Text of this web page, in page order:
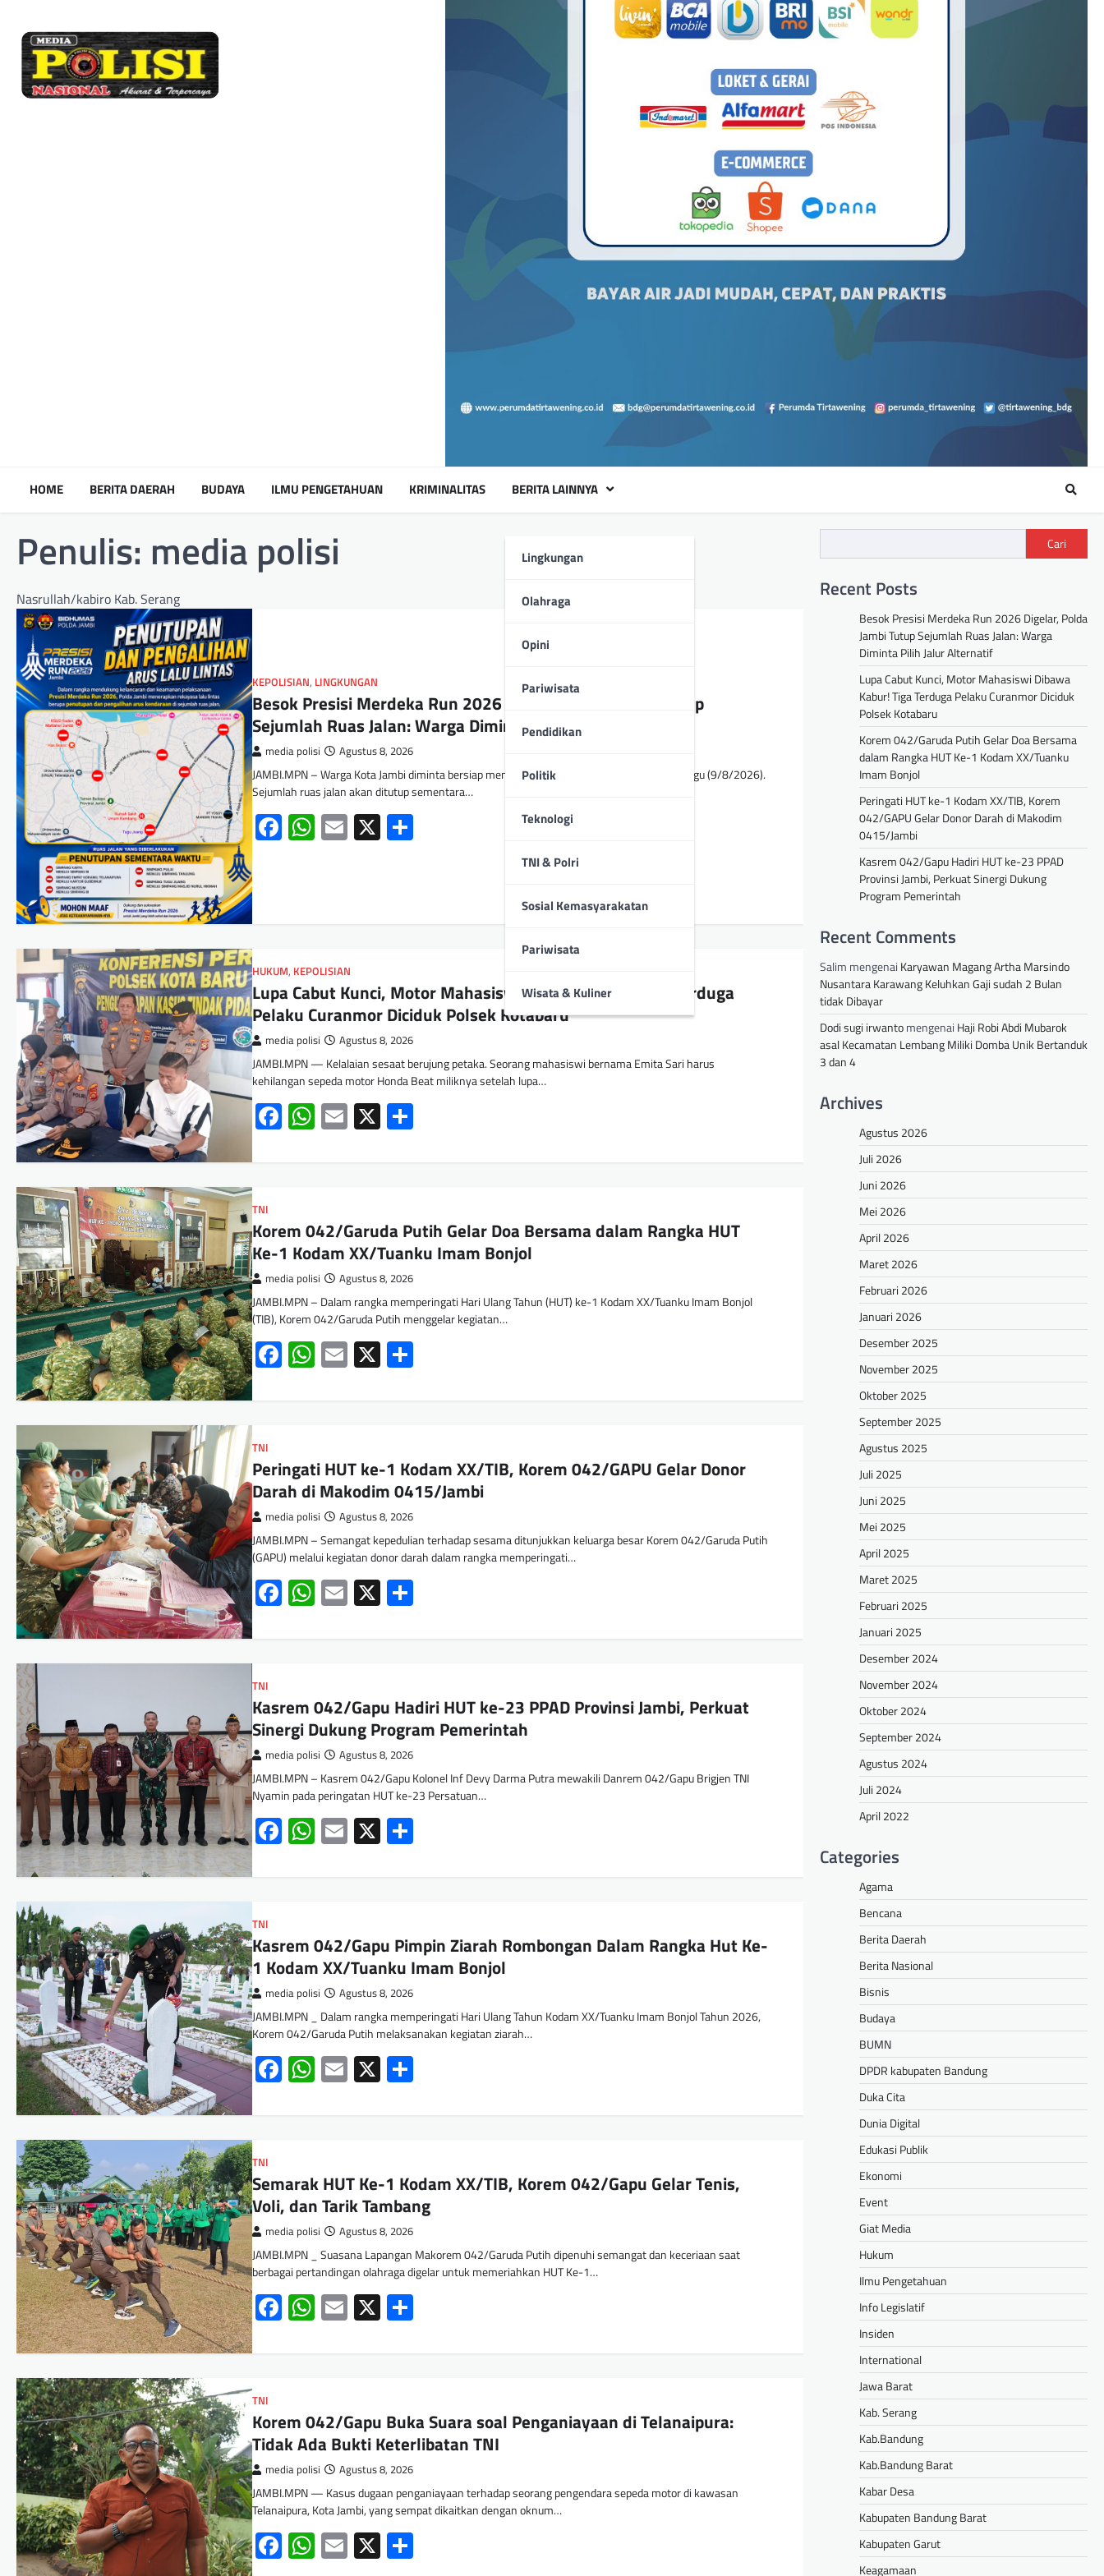
HOME BERITA DAERAH BUDAYA ILMU PENGETAHUAN KRIMINALITAS BERITA LAINNYA
Lingkungan
Olahraga
Opini
Pariwisata
Pendidikan
Politik
Teknologi
TNI & Polri
Sosial Kemasyarakatan
Pariwisata
Wisata & Kuliner
Penulis: media polisi
Nasrullah/kabiro Kab. Serang
KEPOLISIAN, LINGKUNGAN
Besok Presisi Merdeka Run 2026 Digelar, Polda Jambi Tutup
Sejumlah Ruas Jalan: Warga Diminta Pilih Jalur Alternatif
media polisi Agustus 8, 2026
JAMBI.MPN – Warga Kota Jambi diminta bersiap menghadapi rekayasa lalu lintas pada Minggu (9/8/2026).
Sejumlah ruas jalan akan ditutup sementara…
Facebook
WhatsApp
Email
X
HUKUM, KEPOLISIAN
Lupa Cabut Kunci, Motor Mahasiswi Dibawa Kabur! Tiga Terduga
Pelaku Curanmor Diciduk Polsek Kotabaru
media polisi Agustus 8, 2026
JAMBI.MPN — Kelalaian sesaat berujung petaka. Seorang mahasiswi bernama Emita Sari harus
kehilangan sepeda motor Honda Beat miliknya setelah lupa…
Facebook
WhatsApp
Email
X
TNI
Korem 042/Garuda Putih Gelar Doa Bersama dalam Rangka HUT
Ke-1 Kodam XX/Tuanku Imam Bonjol
media polisi Agustus 8, 2026
JAMBI.MPN – Dalam rangka memperingati Hari Ulang Tahun (HUT) ke-1 Kodam XX/Tuanku Imam Bonjol
(TIB), Korem 042/Garuda Putih menggelar kegiatan…
Facebook
WhatsApp
Email
X
TNI
Peringati HUT ke-1 Kodam XX/TIB, Korem 042/GAPU Gelar Donor
Darah di Makodim 0415/Jambi
media polisi Agustus 8, 2026
JAMBI.MPN – Semangat kepedulian terhadap sesama ditunjukkan keluarga besar Korem 042/Garuda Putih
(GAPU) melalui kegiatan donor darah dalam rangka memperingati…
Facebook
WhatsApp
Email
X
TNI
Kasrem 042/Gapu Hadiri HUT ke-23 PPAD Provinsi Jambi, Perkuat
Sinergi Dukung Program Pemerintah
media polisi Agustus 8, 2026
JAMBI.MPN – Kasrem 042/Gapu Kolonel Inf Devy Darma Putra mewakili Danrem 042/Gapu Brigjen TNI
Nyamin pada peringatan HUT ke-23 Persatuan…
Facebook
WhatsApp
Email
X
TNI
Kasrem 042/Gapu Pimpin Ziarah Rombongan Dalam Rangka Hut Ke-
1 Kodam XX/Tuanku Imam Bonjol
media polisi Agustus 8, 2026
JAMBI.MPN _ Dalam rangka memperingati Hari Ulang Tahun Kodam XX/Tuanku Imam Bonjol Tahun 2026,
Korem 042/Garuda Putih melaksanakan kegiatan ziarah…
Facebook
WhatsApp
Email
X
TNI
Semarak HUT Ke-1 Kodam XX/TIB, Korem 042/Gapu Gelar Tenis,
Voli, dan Tarik Tambang
media polisi Agustus 8, 2026
JAMBI.MPN _ Suasana Lapangan Makorem 042/Garuda Putih dipenuhi semangat dan keceriaan saat
berbagai pertandingan olahraga digelar untuk memeriahkan HUT Ke-1…
Facebook
WhatsApp
Email
X
TNI
Korem 042/Gapu Buka Suara soal Penganiayaan di Telanaipura:
Tidak Ada Bukti Keterlibatan TNI
media polisi Agustus 8, 2026
JAMBI.MPN — Kasus dugaan penganiayaan terhadap seorang pengendara sepeda motor di kawasan
Telanaipura, Kota Jambi, yang sempat dikaitkan dengan oknum…
Facebook
WhatsApp
Email
X
Cari
Recent Posts
Besok Presisi Merdeka Run 2026 Digelar, Polda
Jambi Tutup Sejumlah Ruas Jalan: Warga
Diminta Pilih Jalur Alternatif
Lupa Cabut Kunci, Motor Mahasiswi Dibawa
Kabur! Tiga Terduga Pelaku Curanmor Diciduk
Polsek Kotabaru
Korem 042/Garuda Putih Gelar Doa Bersama
dalam Rangka HUT Ke-1 Kodam XX/Tuanku
Imam Bonjol
Peringati HUT ke-1 Kodam XX/TIB, Korem
042/GAPU Gelar Donor Darah di Makodim
0415/Jambi
Kasrem 042/Gapu Hadiri HUT ke-23 PPAD
Provinsi Jambi, Perkuat Sinergi Dukung
Program Pemerintah
Recent Comments
Salim mengenai Karyawan Magang Artha Marsindo
Nusantara Karawang Keluhkan Gaji sudah 2 Bulan
tidak Dibayar
Dodi sugi irwantomengenai Haji Robi Abdi Mubarok
asal Kecamatan Lembang Miliki Domba Unik Bertanduk
3 dan 4
Archives
Agustus 2026
Juli 2026
Juni 2026
Mei 2026
April 2026
Maret 2026
Februari 2026
Januari 2026
Desember 2025
November 2025
Oktober 2025
September 2025
Agustus 2025
Juli 2025
Juni 2025
Mei 2025
April 2025
Maret 2025
Februari 2025
Januari 2025
Desember 2024
November 2024
Oktober 2024
September 2024
Agustus 2024
Juli 2024
April 2022
Categories
Agama
Bencana
Berita Daerah
Berita Nasional
Bisnis
Budaya
BUMN
DPDR kabupaten Bandung
Duka Cita
Dunia Digital
Edukasi Publik
Ekonomi
Event
Giat Media
Hukum
Ilmu Pengetahuan
Info Legislatif
Insiden
International
Jawa Barat
Kab. Serang
Kab.Bandung
Kab.Bandung Barat
Kabar Desa
Kabupaten Bandung Barat
Kabupaten Garut
Keagamaan